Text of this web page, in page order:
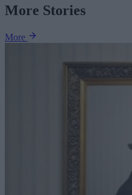
More Stories
More